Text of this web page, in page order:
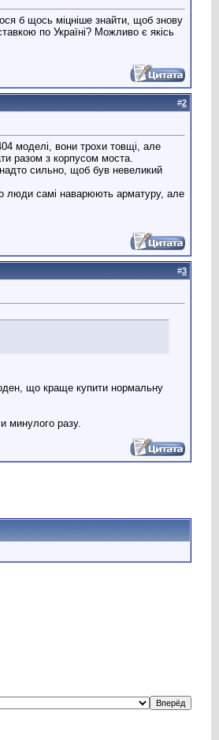
б щось міцніше знайти, щоб знову
по Україні? Можливо є якісь
#2
моделі, вони трохи товщі, але
разом з корпусом моста.
сильно, щоб був невеликий
люди самі наварюють арматуру, але
#3
що краще купити нормальну
минулого разу.